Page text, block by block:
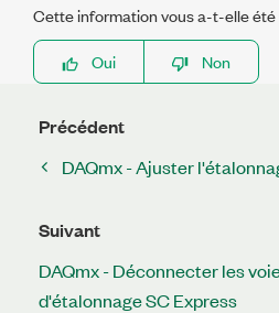
Cette information vous a-t-elle été
Oui
Non
Précédent
DAQmx - Ajuster
Suivant
DAQmx - Déconnecter les
d'étalonnage SC Express